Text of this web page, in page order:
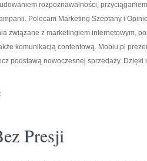
rozpoznawalności,
Polecam Marketing Szeptany i
związane z marketingiem internetowym,
komunikacją contentową. Mobiu.pl
podstawą nowoczesnej sprzedaży.
Presji